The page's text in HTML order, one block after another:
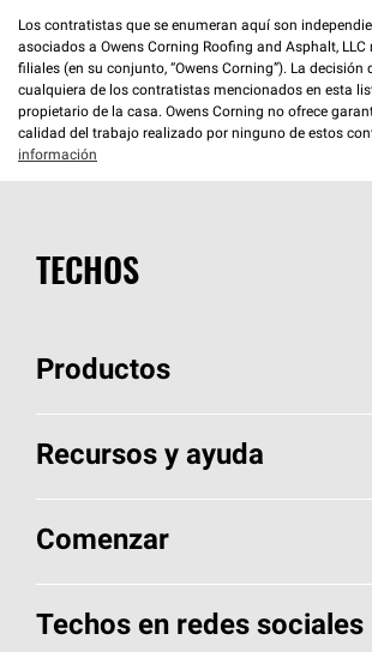
Los contratistas que se enumeran aquí son
asociados a Owens Corning Roofing and Asphalt,
filiales (en su conjunto, “Owens Corning”). La decisión
cualquiera de los contratistas mencionados en esta
propietario de la casa. Owens Corning no ofrece
calidad del trabajo realizado por ninguno de estos
información
TECHOS
Productos
Elija sus tejas
Encuentre un contratista
Componentes para techos
Recursos y ayuda
Aspectos básicos sobre techos
Herramientas de diseño y color
Comenzar
Llame al 1-800-GET-PINK®
Techos en redes sociales